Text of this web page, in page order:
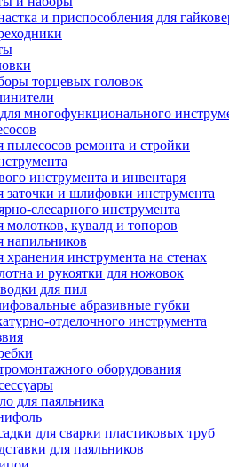
и приспособления для
торцевых головок
многофункционального
пылесосов ремонта и стройки
инструмента и инвентаря
заточки и шлифовки инструмента
слесарного инструмента
молотков, кувалд и топоров
напильников
хранения инструмента на стенах
и рукоятки для ножовок
для пил
абразивные губки
отделочного инструмента
оборудования
для паяльника
для сварки пластиковых труб
для паяльников